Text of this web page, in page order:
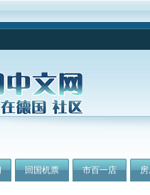
回国机票 市百一店